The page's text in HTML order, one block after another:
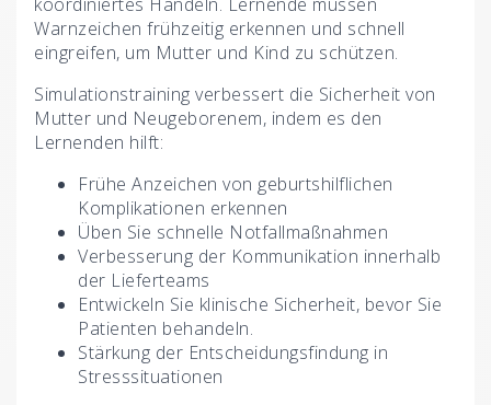
Warnzeichen frühzeitig erkennen und schnell
eingreifen, um Mutter und Kind zu schützen.
Simulationstraining verbessert die Sicherheit von
Mutter und Neugeborenem, indem es den
Lernenden hilft:
Frühe Anzeichen von geburtshilflichen
Komplikationen erkennen
Üben Sie schnelle Notfallmaßnahmen
Verbesserung der Kommunikation innerhalb
der Lieferteams
Entwickeln Sie klinische Sicherheit, bevor Sie
Patienten behandeln.
Stärkung der Entscheidungsfindung in
Stresssituationen